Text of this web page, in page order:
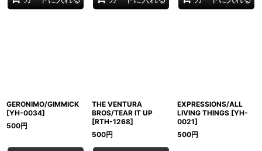
GERONIMO/GIMMICK
[YH-0034]
500円
THE VENTURA
BROS/TEAR IT UP
[RTH-1268]
500円
EXPRESSIONS/ALL
LIVING THINGS [YH-
0021]
500円